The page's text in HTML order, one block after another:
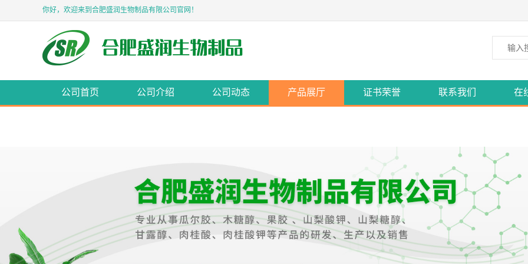
你好，欢迎来到合肥盛润生物制品有限公司官网！
公司首页 公司介绍 公司动态 产品展厅 证书荣誉 联系我们 在